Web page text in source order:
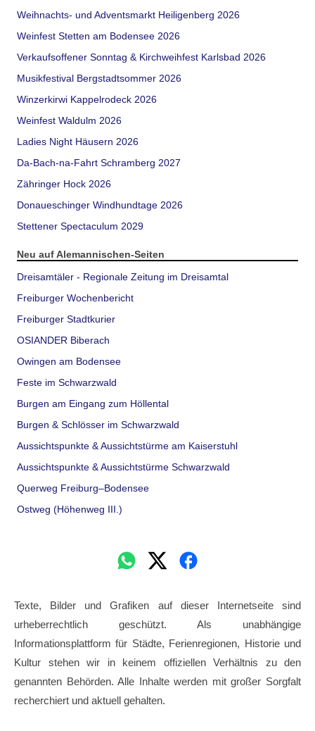
Weihnachts- und Adventsmarkt Heiligenberg 2026
Weinfest Stetten am Bodensee 2026
Verkaufsoffener Sonntag & Kirchweihfest Karlsbad 2026
Musikfestival Bergstadtsommer 2026
Winzerkirwi Kappelrodeck 2026
Weinfest Waldulm 2026
Ladies Night Häusern 2026
Da-Bach-na-Fahrt Schramberg 2027
Zähringer Hock 2026
Donaueschinger Windhundtage 2026
Stettener Spectaculum 2029
Neu auf Alemannischen-Seiten
Dreisamtäler - Regionale Zeitung im Dreisamtal
Freiburger Wochenbericht
Freiburger Stadtkurier
OSIANDER Biberach
Owingen am Bodensee
Feste im Schwarzwald
Burgen am Eingang zum Höllental
Burgen & Schlösser im Schwarzwald
Aussichtspunkte & Aussichtstürme am Kaiserstuhl
Aussichtspunkte & Aussichtstürme Schwarzwald
Querweg Freiburg–Bodensee
Ostweg (Höhenweg III.)
Texte, Bilder und Grafiken auf dieser Internetseite sind
urheberrechtlich geschützt. Als unabhängige
Informationsplattform für Städte, Ferienregionen, Historie und
Kultur stehen wir in keinem offiziellen Verhältnis zu den
genannten Behörden. Alle Inhalte werden mit großer Sorgfalt
recherchiert und aktuell gehalten.